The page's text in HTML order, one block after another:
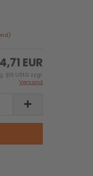
EUR
UStG zzgl.
Versand